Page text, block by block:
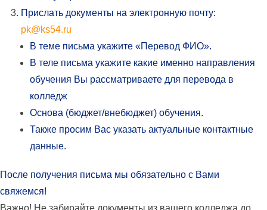
Прислать документы на электронную почту:
pk@ks54.ru
В теме письма укажите «Перевод ФИО».
В теле письма укажите какие именно направления
обучения Вы рассматриваете для перевода в
колледж
Основа (бюджет/внебюджет) обучения.
Также просим Вас указать актуальные контактные
данные.
После получения письма мы обязательно с Вами
свяжемся!
Важно! Не забирайте документы из вашего колледжа до